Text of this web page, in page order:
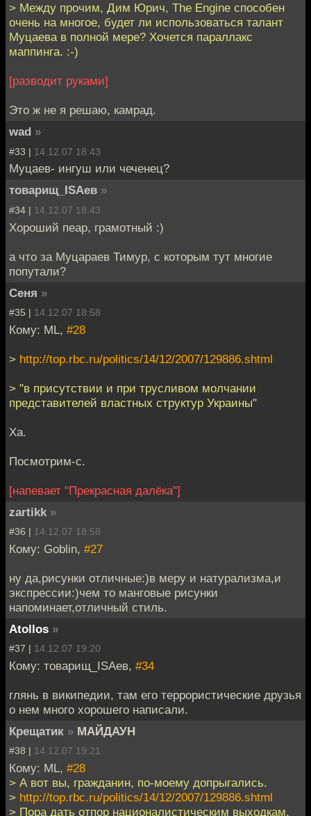
> Между прочим, Дим Юрич, The Engine способен
очень на многое, будет ли использоваться талант
Муцаева в полной мере? Хочется параллакс
маппинга. :-)
[разводит руками]
Это ж не я решаю, камрад.
wad »
#33 | 14.12.07 18:43
Муцаев- ингуш или чеченец?
товарищ_ISAев »
#34 | 14.12.07 18:43
Хороший пеар, грамотный :)
а что за Муцараев Тимур, с которым тут многие
попутали?
Сеня »
#35 | 14.12.07 18:58
Кому: ML, #28
> http://top.rbc.ru/politics/14/12/2007/129886.shtml
> "в присутствии и при трусливом молчании
представителей властных структур Украины"
Ха.
Посмотрим-с.
[напевает "Прекрасная далёка"]
zartikk »
#36 | 14.12.07 18:58
Кому: Goblin, #27
ну да,рисунки отличные:)в меру и натурализма,и
экспрессии:)чем то манговые рисунки
напоминает,отличный стиль.
Atollos »
#37 | 14.12.07 19:20
Кому: товарищ_ISAев, #34
глянь в википедии, там его террористические друзья
о нем много хорошего написали.
Крещатик » МАЙДАУН
#38 | 14.12.07 19:21
Кому: ML, #28
> А вот вы, гражданин, по-моему допрыгались.
> http://top.rbc.ru/politics/14/12/2007/129886.shtml
> Пора дать отпор националистическим выходкам,